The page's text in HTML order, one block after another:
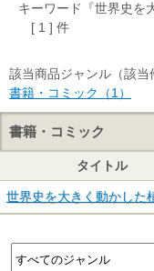
キーワード『世界史を
[ 1 ] 件
該当商品ジャンル（該当
書籍・コミック（1）
書籍・コミック
タイトル
世界史を大きく動かした